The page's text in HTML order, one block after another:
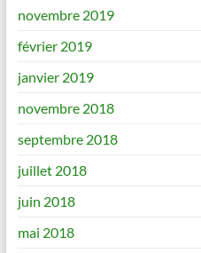
novembre 2019
février 2019
janvier 2019
novembre 2018
septembre 2018
juillet 2018
juin 2018
mai 2018